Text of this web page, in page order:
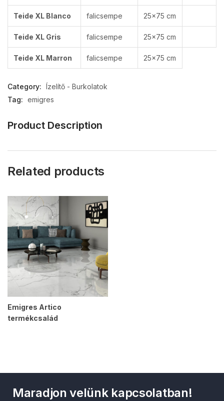
Teide XL Blanco falicsempe 25×75 cm
Teide XL Gris falicsempe 25×75 cm
Teide XL Marron falicsempe 25×75 cm
Category: Ízelítő - Burkolatok
Tag: emigres
Product Description
Related products
Emigres Artico
termékcsalád
Maradjon velünk kapcsolatban!